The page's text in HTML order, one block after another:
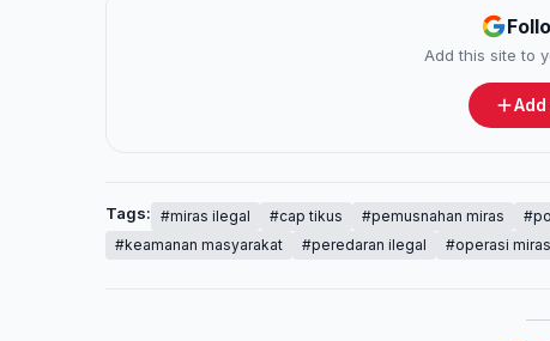
Add this site to
Tags: #miras ilegal #cap tikus #pemusnahan miras
#keamanan masyarakat
#peredaran ilegal #operasi miras